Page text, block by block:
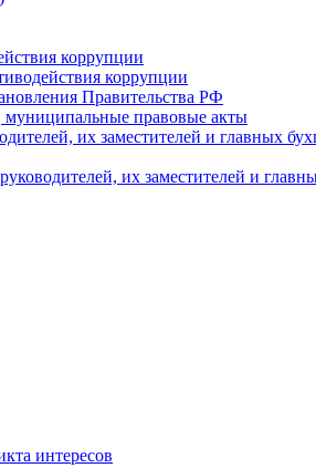
коррупции
коррупции
Правительства РФ
правовые акты
их заместителей и главных
их заместителей и
интересов